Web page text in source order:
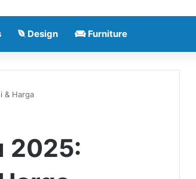
Design Furniture
& Harga
2025: